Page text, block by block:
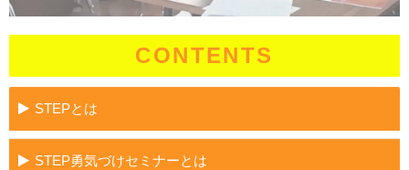
CONTENTS
STEPとは
STEP勇気づけセミナーとは